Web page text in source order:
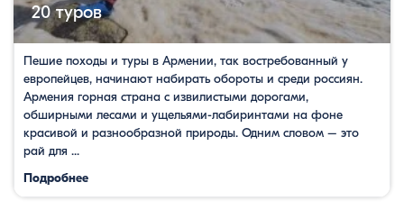
20 туров
Пешие походы и туры в Армении, так востребованный у
европейцев, начинают набирать обороты и среди россиян.
Армения горная страна с извилистыми дорогами,
обширными лесами и ущельями-лабиринтами на фоне
красивой и разнообразной природы. Одним словом – это
рай для ...
Подробнее